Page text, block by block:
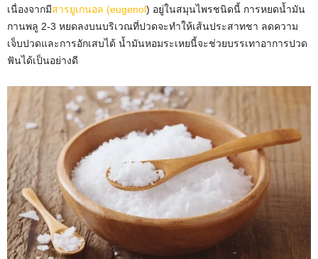
เนื่องจากมีสารยูเกนอล (eugenol) อยู่ในสมุนไพรชนิดนี้ การหยดน้ำมัน
กานพลู 2-3 หยดลงบนบริเวณที่ปวดจะทำให้เส้นประสาทชา ลดความ
เจ็บปวดและการอักเสบได้ น้ำมันหอมระเหยนี้จะช่วยบรรเทาอาการปวด
ฟันได้เป็นอย่างดี